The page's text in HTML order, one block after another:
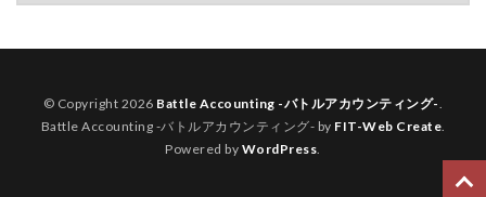
© Copyright 2026 Battle Accounting -バトルアカウンティング-.
Battle Accounting -バトルアカウンティング- by FIT-Web Create.
Powered by WordPress.